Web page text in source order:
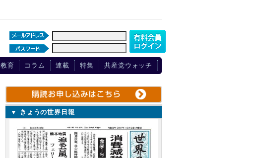
教育 コラム 連載 特集 共産党ウォッチ
▼ きょうの世界日報